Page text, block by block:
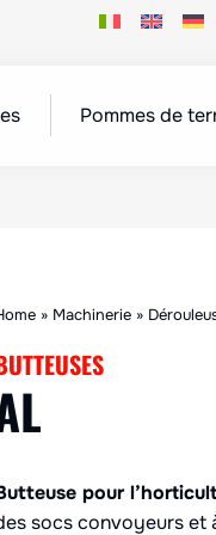
Pommes de
» Machinerie »
pour
socs convoyeurs et